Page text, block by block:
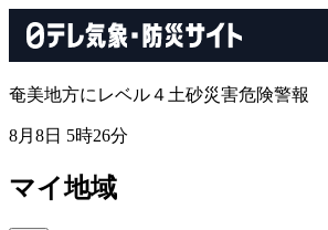
奄美地方にレベル４土砂災害危険警報
8月8日 5時26分
マイ地域